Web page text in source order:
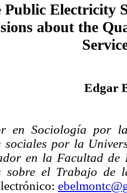
Public Electricity
about the
Edgar
en Sociología por
sociales por la
en la Facultad
sobre el Trabajo de